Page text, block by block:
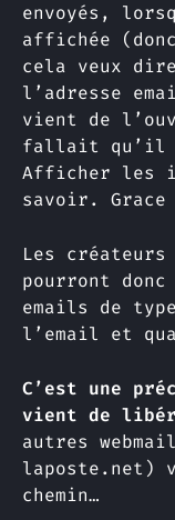
envoyés,
affichée (donc
cela veux
l’adresse
vient de
fallait qu’il
Afficher les
savoir. Grace
Les créateurs
pourront
emails de
l’email et
C’est une
vient de
autres
laposte.net)
chemin…